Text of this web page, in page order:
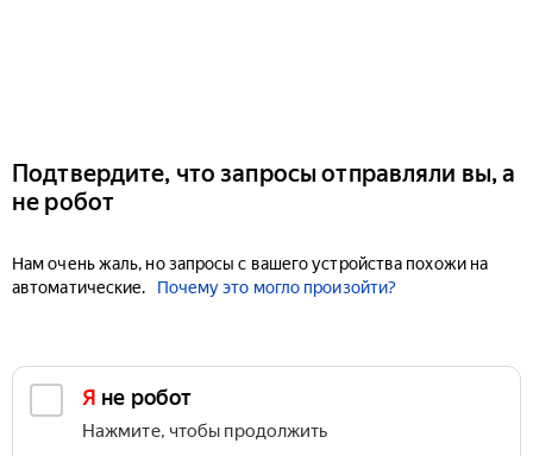
Подтвердите, что запросы отправляли вы, а
не робот
Нам очень жаль, но запросы с вашего устройства похожи на
автоматические.
Почему это могло произойти?
Я не робот
Нажмите, чтобы продолжить